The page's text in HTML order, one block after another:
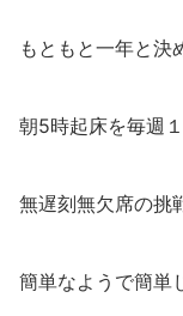
もともと一年と決
朝5時起床を毎週１
無遅刻無欠席の挑
簡単なようで簡単